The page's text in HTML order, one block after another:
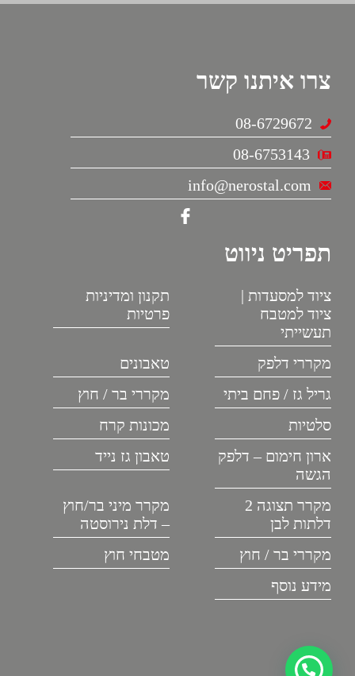
צרו איתנו קשר
08-6729672
08-6753143
info@nerostal.com
תפריט ניווט
ציוד למסעדות |
ציוד למטבח
תעשייתי
תקנון ומדיניות
פרטיות
מקררי דלפק
טאבונים
גריל גז / פחם ביתי
מקררי בר / חוץ
סלטיות
מכונות קרח
ארון חימום – דלפק
הגשה
טאבון גז נייד
מקרר תצוגה 2
דלתות לבן
מקרר מיני בר/חוץ
– דלת נירוסטה
מקררי בר / חוץ
מטבחי חוץ
מידע נוסף